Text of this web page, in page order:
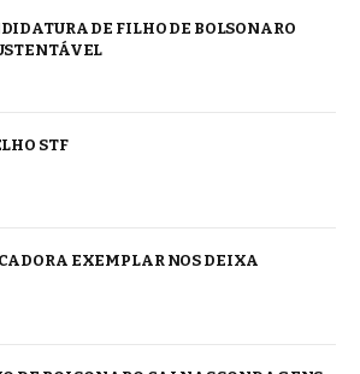
DE FILHO DE BOLSONARO
STF
EXEMPLAR NOS DEIXA